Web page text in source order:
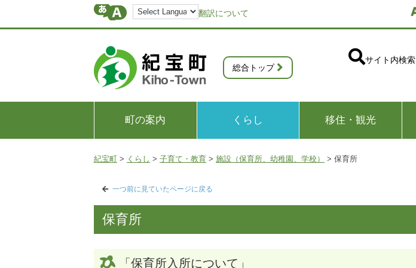
翻訳について
総合トップ
サイト内検索
町の案内 くらし 移住・観光
紀宝町 > くらし > 子育て・教育 > 施設（保育所、幼稚園、学校） > 保育所
一つ前に見ていたページに戻る
保育所
「保育所入所について」